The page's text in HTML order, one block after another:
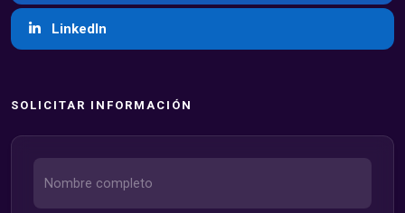
LinkedIn
SOLICITAR INFORMACIÓN